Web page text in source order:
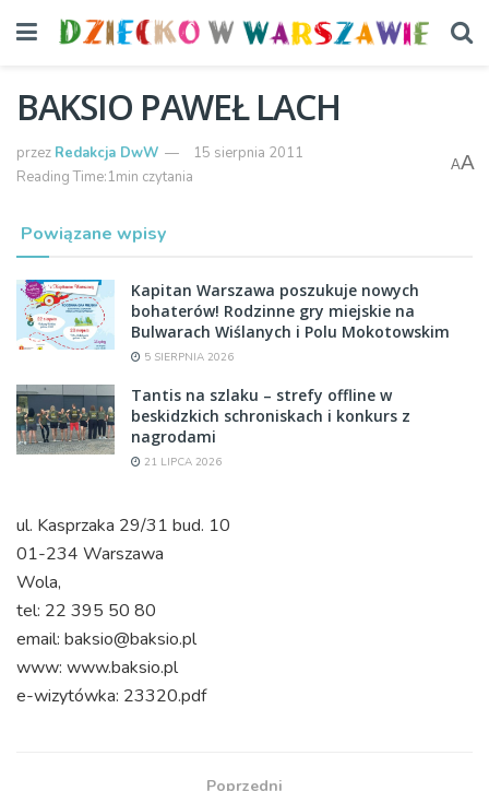
BAKSIO PAWEŁ LACH
przez Redakcja DwW
15 sierpnia 2011
Reading Time:1min czytania
AA
Powiązane wpisy
Kapitan Warszawa poszukuje nowych
bohaterów! Rodzinne gry miejskie na
Bulwarach Wiślanych i Polu Mokotowskim
5 SIERPNIA 2026
Tantis na szlaku – strefy offline w
beskidzkich schroniskach i konkurs z
nagrodami
21 LIPCA 2026
ul. Kasprzaka 29/31 bud. 10
01-234 Warszawa
Wola,
tel: 22 395 50 80
email: baksio@baksio.pl
www: www.baksio.pl
e-wizytówka: 23320.pdf
Poprzedni